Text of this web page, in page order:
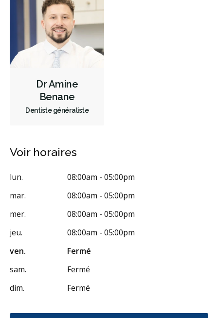
Dr Amine
Benane
Dentiste généraliste
Voir horaires
lun.
08:00am - 05:00pm
mar.
08:00am - 05:00pm
mer.
08:00am - 05:00pm
jeu.
08:00am - 05:00pm
ven.
Fermé
sam.
Fermé
dim.
Fermé